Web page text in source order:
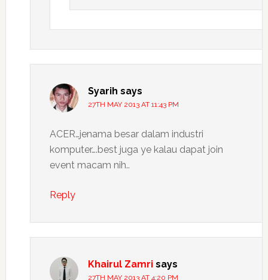
Syarih says
27TH MAY 2013 AT 11:43 PM
ACER…jenama besar dalam industri
komputer….best juga ye kalau dapat join
event macam nih..
Reply
Khairul Zamri says
27TH MAY 2013 AT 4:20 PM